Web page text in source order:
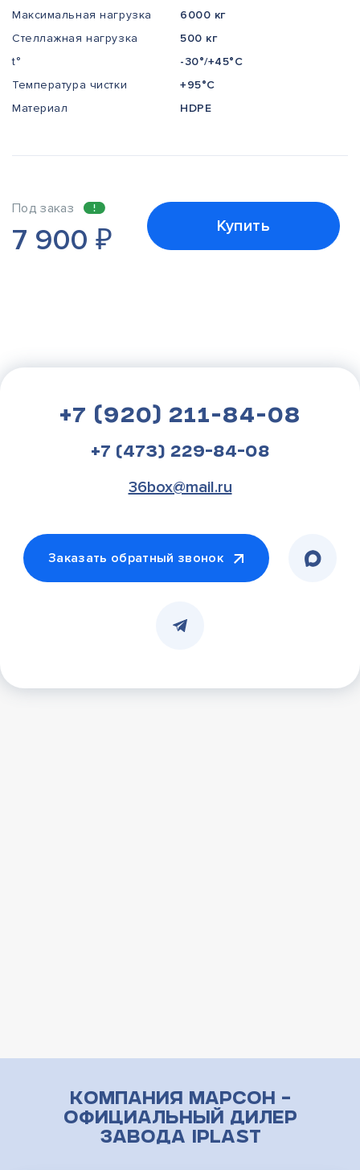
Максимальная нагрузка
6000 кг
Стеллажная нагрузка
500 кг
t°
-30°/+45°С
Температура чистки
+95°С
Материал
HDPE
Под заказ
7 900₽ Купить
+7 (920) 211-84-08
+7 (473) 229-84-08
36box@mail.ru
Заказать обратный звонок
Компания Марсон –
официальный дилер
завода iPlast